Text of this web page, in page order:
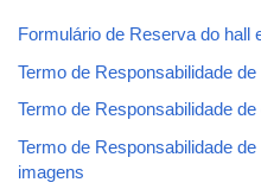
Formulário de Reserva do hall
Termo de Responsabilidade
Termo de Responsabilidade
Termo de Responsabilidade
imagens